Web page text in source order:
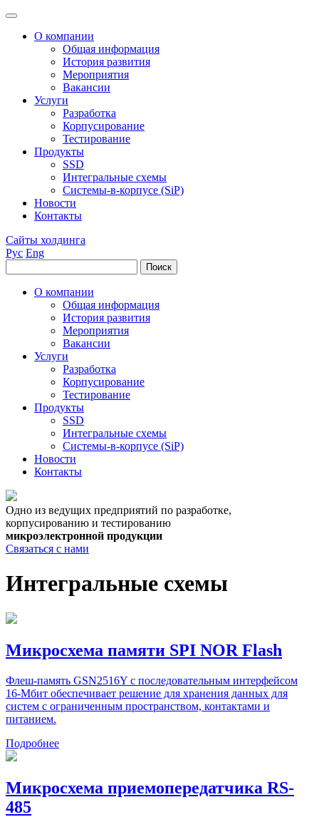
О компании
Общая информация
История развития
Мероприятия
Вакансии
Услуги
Разработка
Корпусирование
Тестирование
Продукты
SSD
Интегральные схемы
Системы-в-корпусе (SiP)
Новости
Контакты
Сайты холдинга
Рус Eng
О компании
Общая информация
История развития
Мероприятия
Вакансии
Услуги
Разработка
Корпусирование
Тестирование
Продукты
SSD
Интегральные схемы
Системы-в-корпусе (SiP)
Новости
Контакты
Одно из ведущих предприятий по разработке,
корпусированию и тестированию
микроэлектронной продукции
Связаться с нами
Интегральные схемы
Микросхема памяти SPI NOR Flash
Флеш-память GSN2516Y с последовательным интерфейсом
16-Мбит обеспечивает решение для хранения данных для
систем с ограниченным пространством, контактами и
питанием.
Подробнее
Микросхема приемопередатчика RS-
485